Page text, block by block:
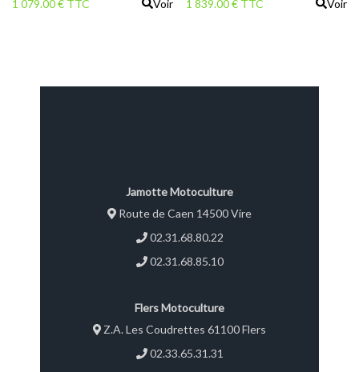
1m00 Pour micro tracteur 16
1 079.00 € TTC Voir 1 839.00 € TTC Voir
Jamotte Motoculture
Route de Caen 14500 Vire
02.31.68.80.22
02.31.68.85.10
Flers Motoculture
Z.A. Les Coudrettes 61100 Flers
02.33.65.31.31